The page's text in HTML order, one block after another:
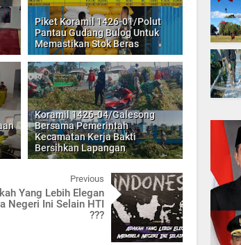
Piket Koramil 1426-01/Polut
Pantau Gudang Bulog Untuk
Memastikan Stok Beras
Koramil 1426-04/Galesong
Bersama Pemerintah
Kecamatan Kerja Bakti
Bersihkan Lapangan
Previous
Yang Lebih Elegan
Negeri Ini Selain HTI
???